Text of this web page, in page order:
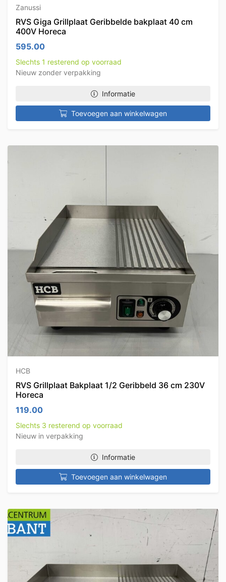
Zanussi
RVS Giga Grillplaat Geribbelde bakplaat 40 cm
400V Horeca
595.00
Slechts 1 resterend op voorraad
Nieuw zonder verpakking
Informatie
Toevoegen aan winkelwagen
HCB
RVS Grillplaat Bakplaat 1/2 Geribbeld 36 cm 230V
Horeca
119.00
Slechts 3 resterend op voorraad
Nieuw in verpakking
Informatie
Toevoegen aan winkelwagen